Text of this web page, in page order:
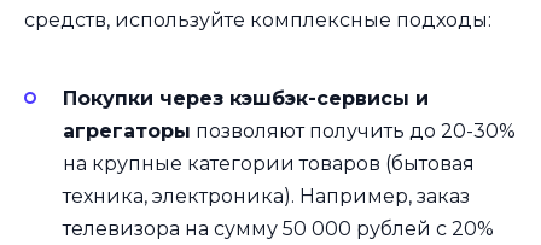
средств, используйте комплексные подходы:
Покупки через кэшбэк-сервисы и
агрегаторы позволяют получить до 20-30%
на крупные категории товаров (бытовая
техника, электроника). Например, заказ
телевизора на сумму 50 000 рублей с 20%